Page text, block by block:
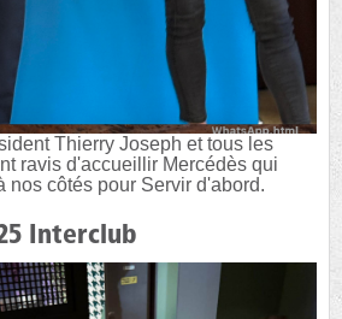
Thierry Joseph et tous les
ravis d'accueillir Mercédès qui
nos côtés pour Servir d'abord.
Interclub